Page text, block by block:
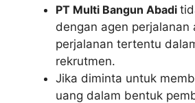
PT Multi Bangun Abadi
dengan agen perjalanan
perjalanan tertentu
rekrutmen.
Jika diminta untuk
uang dalam bentuk